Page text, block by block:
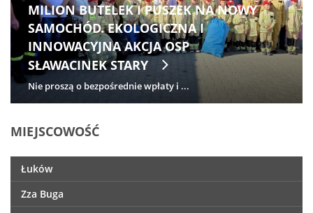
MILION BUTELEK I PUSZEK NA NOWY
SAMOCHÓD. EKOLOGICZNA I
INNOWACYJNA AKCJA OSP
SŁAWACINEK STARY
Nie proszą o bezpośrednie wpłaty i ...
MIEJSCOWOŚĆ
Łuków
Zza Buga